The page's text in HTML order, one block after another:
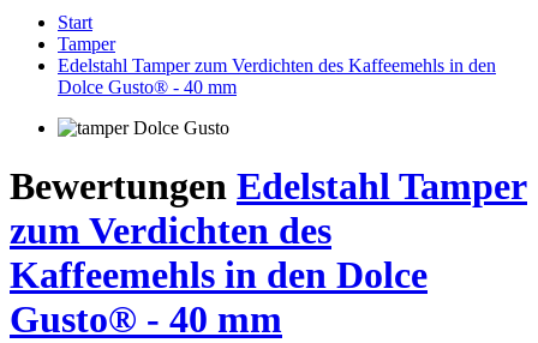
Start
Tamper
Edelstahl Tamper zum Verdichten des Kaffeemehls in den
Dolce Gusto® - 40 mm
Bewertungen Edelstahl Tamper
zum Verdichten des
Kaffeemehls in den Dolce
Gusto® - 40 mm